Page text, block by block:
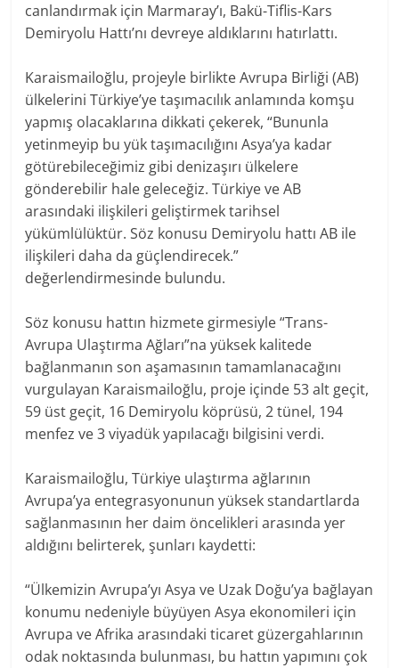
canlandırmak için Marmaray’ı, Bakü-Tiflis-Kars
Demiryolu Hattı’nı devreye aldıklarını hatırlattı.
Karaismailoğlu, projeyle birlikte Avrupa Birliği (AB)
ülkelerini Türkiye’ye taşımacılık anlamında komşu
yapmış olacaklarına dikkati çekerek, “Bununla
yetinmeyip bu yük taşımacılığını Asya’ya kadar
götürebileceğimiz gibi denizaşırı ülkelere
gönderebilir hale geleceğiz. Türkiye ve AB
arasındaki ilişkileri geliştirmek tarihsel
yükümlülüktür. Söz konusu Demiryolu hattı AB ile
ilişkileri daha da güçlendirecek.”
değerlendirmesinde bulundu.
Söz konusu hattın hizmete girmesiyle “Trans-
Avrupa Ulaştırma Ağları”na yüksek kalitede
bağlanmanın son aşamasının tamamlanacağını
vurgulayan Karaismailoğlu, proje içinde 53 alt geçit,
59 üst geçit, 16 Demiryolu köprüsü, 2 tünel, 194
menfez ve 3 viyadük yapılacağı bilgisini verdi.
Karaismailoğlu, Türkiye ulaştırma ağlarının
Avrupa’ya entegrasyonunun yüksek standartlarda
sağlanmasının her daim öncelikleri arasında yer
aldığını belirterek, şunları kaydetti:
“Ülkemizin Avrupa’yı Asya ve Uzak Doğu’ya bağlayan
konumu nedeniyle büyüyen Asya ekonomileri için
Avrupa ve Afrika arasındaki ticaret güzergahlarının
odak noktasında bulunması, bu hattın yapımını çok